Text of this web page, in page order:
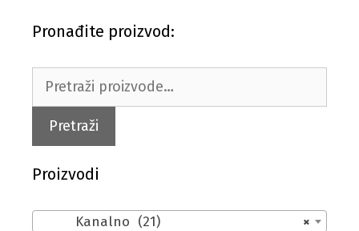
Pronađite proizvod:
Pretraži
Proizvodi
×
Kanalno (21)